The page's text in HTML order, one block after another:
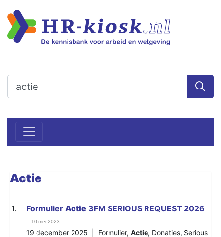
Actie
1. Formulier Actie 3FM SERIOUS REQUEST 2026
10 mei 2023
19 december 2025 | Formulier, Actie, Donaties, Serious